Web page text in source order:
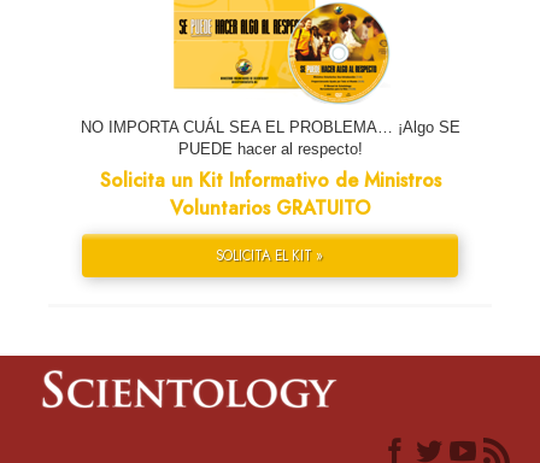
NO IMPORTA CUÁL SEA EL PROBLEMA… ¡Algo SE
PUEDE hacer al respecto!
Solicita un Kit Informativo de Ministros
Voluntarios GRATUITO
SOLICITA EL KIT »